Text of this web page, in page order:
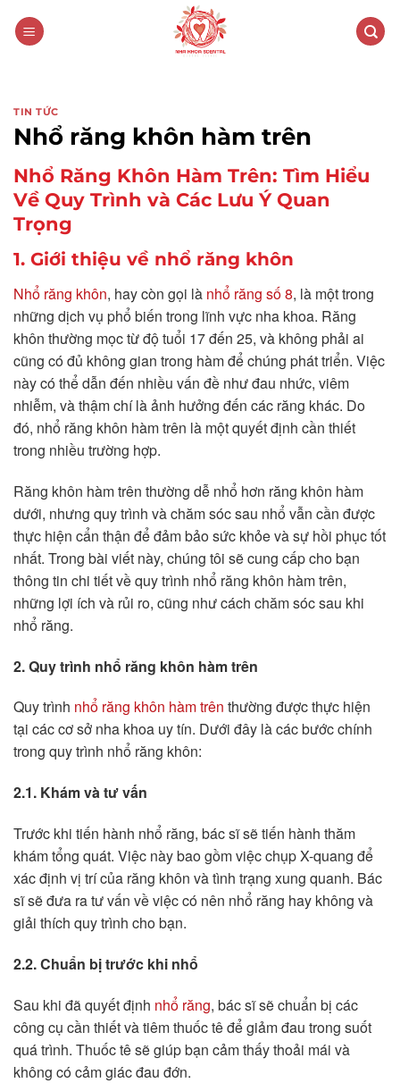
TIN TỨC
Nhổ răng khôn hàm trên
Nhổ Răng Khôn Hàm Trên: Tìm Hiểu
Về Quy Trình và Các Lưu Ý Quan
Trọng
1. Giới thiệu về nhổ răng khôn
Nhổ răng khôn, hay còn gọi là nhổ răng số 8, là một trong
những dịch vụ phổ biến trong lĩnh vực nha khoa. Răng
khôn thường mọc từ độ tuổi 17 đến 25, và không phải ai
cũng có đủ không gian trong hàm để chúng phát triển. Việc
này có thể dẫn đến nhiều vấn đề như đau nhức, viêm
nhiễm, và thậm chí là ảnh hưởng đến các răng khác. Do
đó, nhổ răng khôn hàm trên là một quyết định cần thiết
trong nhiều trường hợp.
Răng khôn hàm trên thường dễ nhổ hơn răng khôn hàm
dưới, nhưng quy trình và chăm sóc sau nhổ vẫn cần được
thực hiện cẩn thận để đảm bảo sức khỏe và sự hồi phục tốt
nhất. Trong bài viết này, chúng tôi sẽ cung cấp cho bạn
thông tin chi tiết về quy trình nhổ răng khôn hàm trên,
những lợi ích và rủi ro, cũng như cách chăm sóc sau khi
nhổ răng.
2. Quy trình nhổ răng khôn hàm trên
Quy trình nhổ răng khôn hàm trên thường được thực hiện
tại các cơ sở nha khoa uy tín. Dưới đây là các bước chính
trong quy trình nhổ răng khôn:
2.1. Khám và tư vấn
Trước khi tiến hành nhổ răng, bác sĩ sẽ tiến hành thăm
khám tổng quát. Việc này bao gồm việc chụp X-quang để
xác định vị trí của răng khôn và tình trạng xung quanh. Bác
sĩ sẽ đưa ra tư vấn về việc có nên nhổ răng hay không và
giải thích quy trình cho bạn.
2.2. Chuẩn bị trước khi nhổ
Sau khi đã quyết định nhổ răng, bác sĩ sẽ chuẩn bị các
công cụ cần thiết và tiêm thuốc tê để giảm đau trong suốt
quá trình. Thuốc tê sẽ giúp bạn cảm thấy thoải mái và
không có cảm giác đau đớn.